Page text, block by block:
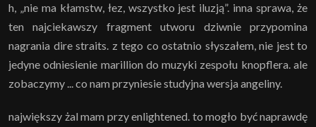
h, „nie ma kłamstw, łez, wszystko jest iluzją”. inna sprawa, że
ten najciekawszy fragment utworu dziwnie przypomina
nagrania dire straits. z tego co ostatnio słyszałem, nie jest to
jedyne odniesienie marillion do muzyki zespołu knopflera. ale
zobaczymy ... co nam przyniesie studyjna wersja angeliny.
największy żal mam przy enlightened. to mogło być naprawdę